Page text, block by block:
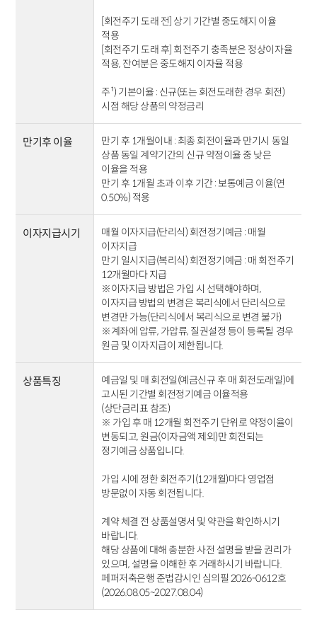
[회전주기 도래 전] 상기 기간별 중도해지 이율
적용
[회전주기 도래 후] 회전주기 충족분은 정상이자율
적용, 잔여분은 중도해지 이자율 적용
주¹) 기본이율 : 신규(또는 회전도래한 경우 회전)
시점 해당 상품의 약정금리
만기후 이율
만기 후 1개월이내 : 최종 회전이율과 만기시 동일
상품 동일 계약기간의 신규 약정이율 중 낮은
이율을 적용
만기 후 1개월 초과 이후 기간 : 보통예금 이율(연
0.50%) 적용
이자지급시기
매월 이자지급(단리식) 회전정기예금 : 매월
이자지급
만기 일시지급(복리식) 회전정기예금 : 매 회전주기
12개월마다 지급
※이자지급 방법은 가입 시 선택해야하며,
이자지급 방법의 변경은 복리식에서 단리식으로
변경만 가능(단리식에서 복리식으로 변경 불가)
※계좌에 압류, 가압류, 질권설정 등이 등록될 경우
원금 및 이자지급이 제한됩니다.
상품특징
예금일 및 매 회전일(예금신규 후 매 회전도래일)에
고시된 기간별 회전정기예금 이율적용
(상단금리표 참조)
※ 가입 후 매 12개월 회전주기 단위로 약정이율이
변동되고, 원금(이자금액 제외)만 회전되는
정기예금 상품입니다.
가입 시에 정한 회전주기(12개월)마다 영업점
방문없이 자동 회전됩니다.
계약 체결 전 상품설명서 및 약관을 확인하시기
바랍니다.
해당 상품에 대해 충분한 사전 설명을 받을 권리가
있으며, 설명을 이해한 후 거래하시기 바랍니다.
페퍼저축은행 준법감시인 심의필 2026-0612호
(2026.08.05~2027.08.04)